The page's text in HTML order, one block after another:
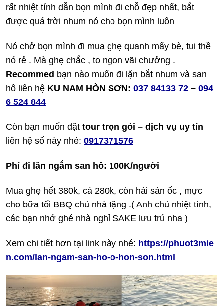
rất nhiệt tính dẫn bọn mình đi chỗ đẹp nhất, bắt
được quá trời nhum nó cho bọn mình luôn
Nó chở bọn mình đi mua ghẹ quanh mấy bè, tui thề
nó rẻ . Mà ghẹ chắc , to ngon vãi chưởng .
Recommed bạn nào muốn đi lặn bắt nhum và san
hô liên hệ KU NAM HÒN SƠN: 037 84133 72 – 094
6 524 844
Còn bạn muốn đặt tour trọn gói – dịch vụ uy tín
liên hệ số này nhé: 0917371576
Phí đi lăn ngắm san hô: 100K/người
Mua ghẹ hết 380k, cá 280k, còn hải sản ốc , mực
cho bữa tối BBQ chủ nhà tặng .( Anh chủ nhiệt tình,
các bạn nhớ ghé nhà nghỉ SAKE lưu trú nha )
Xem chi tiết hơn tại link này nhé: https://phuot3mie
n.com/lan-ngam-san-ho-o-hon-son.html